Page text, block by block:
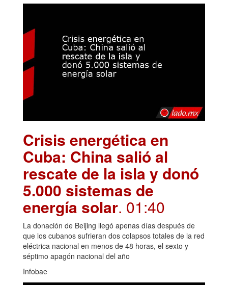
Crisis energética en
Cuba: China salió al
rescate de la isla y donó
5.000 sistemas de
energía solar. 01:40
La donación de Beijing llegó apenas días después de
que los cubanos sufrieran dos colapsos totales de la red
eléctrica nacional en menos de 48 horas, el sexto y
séptimo apagón nacional del año
Infobae